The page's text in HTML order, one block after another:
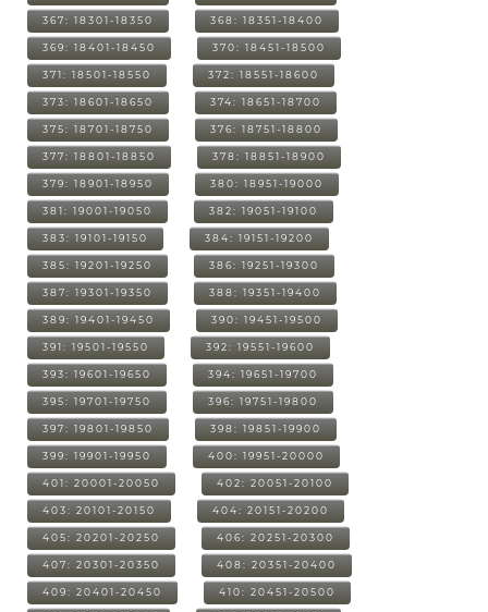
367: 18301-18350 368: 18351-18400
369: 18401-18450 370: 18451-18500
371: 18501-18550 372: 18551-18600
373: 18601-18650 374: 18651-18700
375: 18701-18750 376: 18751-18800
377: 18801-18850 378: 18851-18900
379: 18901-18950 380: 18951-19000
381: 19001-19050 382: 19051-19100
383: 19101-19150 384: 19151-19200
385: 19201-19250 386: 19251-19300
387: 19301-19350 388: 19351-19400
389: 19401-19450 390: 19451-19500
391: 19501-19550 392: 19551-19600
393: 19601-19650 394: 19651-19700
395: 19701-19750 396: 19751-19800
397: 19801-19850 398: 19851-19900
399: 19901-19950 400: 19951-20000
401: 20001-20050 402: 20051-20100
403: 20101-20150 404: 20151-20200
405: 20201-20250 406: 20251-20300
407: 20301-20350 408: 20351-20400
409: 20401-20450 410: 20451-20500